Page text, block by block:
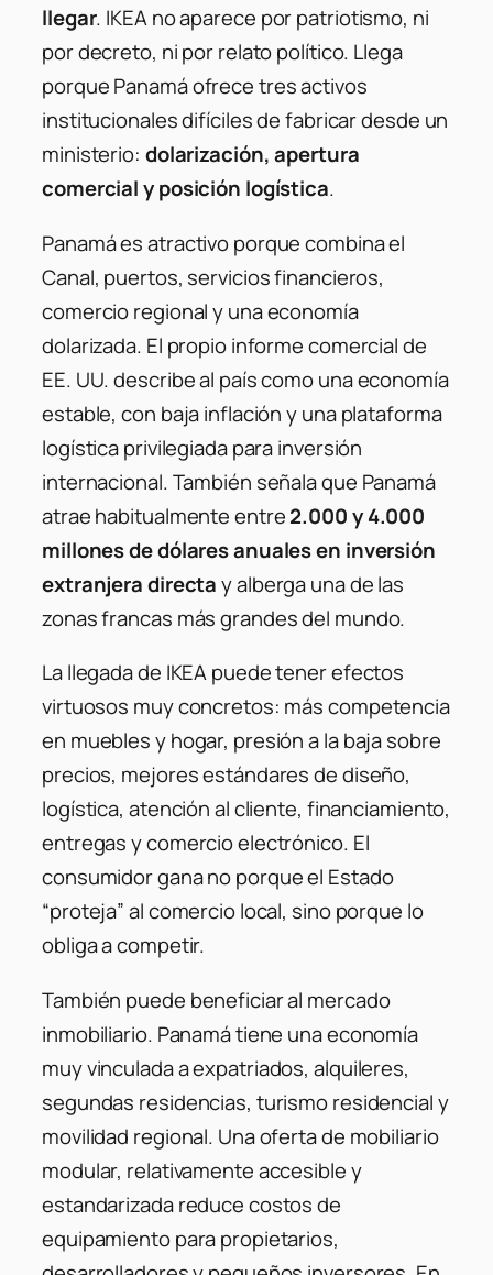
llegar. IKEA no aparece por patriotismo, ni
por decreto, ni por relato político. Llega
porque Panamá ofrece tres activos
institucionales difíciles de fabricar desde un
ministerio: dolarización, apertura
comercial y posición logística.
Panamá es atractivo porque combina el
Canal, puertos, servicios financieros,
comercio regional y una economía
dolarizada. El propio informe comercial de
EE. UU. describe al país como una economía
estable, con baja inflación y una plataforma
logística privilegiada para inversión
internacional. También señala que Panamá
atrae habitualmente entre2.000 y 4.000
millones de dólares anuales en inversión
extranjera directay alberga una de las
zonas francas más grandes del mundo.
La llegada de IKEA puede tener efectos
virtuosos muy concretos: más competencia
en muebles y hogar, presión a la baja sobre
precios, mejores estándares de diseño,
logística, atención al cliente, financiamiento,
entregas y comercio electrónico. El
consumidor gana no porque el Estado
“proteja” al comercio local, sino porque lo
obliga a competir.
También puede beneficiar al mercado
inmobiliario. Panamá tiene una economía
muy vinculada a expatriados, alquileres,
segundas residencias, turismo residencial y
movilidad regional. Una oferta de mobiliario
modular, relativamente accesible y
estandarizada reduce costos de
equipamiento para propietarios,